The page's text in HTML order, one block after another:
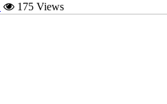
175 Views